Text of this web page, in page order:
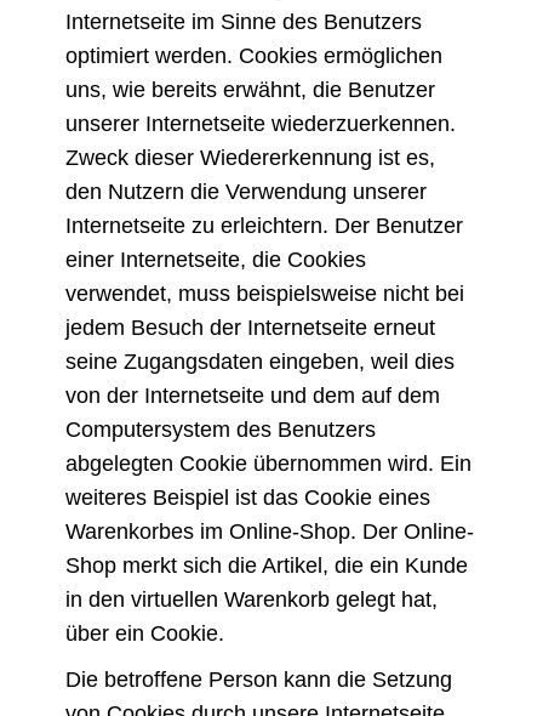
Internetseite im Sinne des Benutzers
optimiert werden. Cookies ermöglichen
uns, wie bereits erwähnt, die Benutzer
unserer Internetseite wiederzuerkennen.
Zweck dieser Wiedererkennung ist es,
den Nutzern die Verwendung unserer
Internetseite zu erleichtern. Der Benutzer
einer Internetseite, die Cookies
verwendet, muss beispielsweise nicht bei
jedem Besuch der Internetseite erneut
seine Zugangsdaten eingeben, weil dies
von der Internetseite und dem auf dem
Computersystem des Benutzers
abgelegten Cookie übernommen wird. Ein
weiteres Beispiel ist das Cookie eines
Warenkorbes im Online-Shop. Der Online-
Shop merkt sich die Artikel, die ein Kunde
in den virtuellen Warenkorb gelegt hat,
über ein Cookie.
Die betroffene Person kann die Setzung